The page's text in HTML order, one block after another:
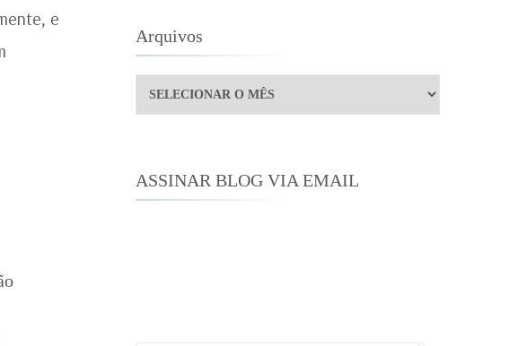
e
Arquivos
Arquivos
ASSINAR BLOG VIA EMAIL